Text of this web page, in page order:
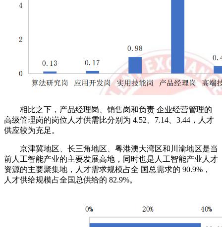
相比之下，产品经理岗、销售岗和负责 企业经营管理的
高级管理岗的岗位人才供需比分别为 4.52、7.14、3.44，人才
供应较为充足。
京津冀地区、长三角地区、粤港澳大湾区和川渝地区是当
前人工智能产业的主要发展高地，同时也是人工智能产业人才
资源的主要聚集地，人才需求规模占全 国总需求的 90.9%，
人才供给规模占全国总供给的 82.9%。